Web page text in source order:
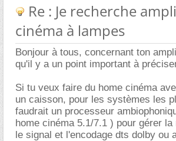
Re : Je recherche
cinéma à lampes
Bonjour à tous, concernant ton
qu'il y a un point important à
Si tu veux faire du home cinéma
un caisson, pour les systèmes les
faudrait un processeur
home cinéma 5.1/7.1 ) pour gérer
le signal et l'encodage dts dolby ou